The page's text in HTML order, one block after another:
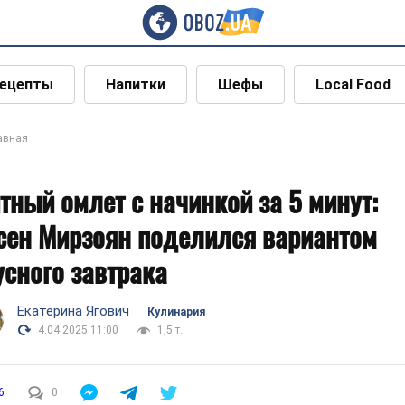
Напитки Шефы Local Food
омлет с начинкой за 5 минут:
Мирзоян поделился вариантом
завтрака
Екатерина Ягович
Кулинария
4.04.2025 11:00
1,5 т.
0